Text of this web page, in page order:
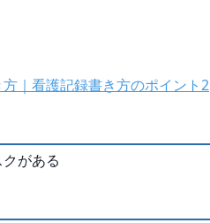
｜看護記録書き方のポイント2
がある